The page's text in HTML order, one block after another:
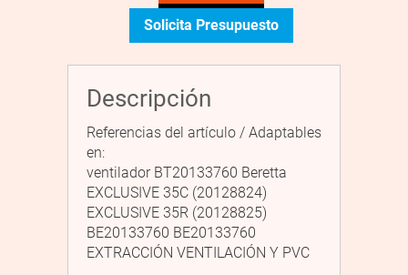
Solicita Presupuesto
Descripción
Referencias del artículo / Adaptables
en:
ventilador BT20133760 Beretta
EXCLUSIVE 35C (20128824)
EXCLUSIVE 35R (20128825)
BE20133760 BE20133760
EXTRACCIÓN VENTILACIÓN Y PVC